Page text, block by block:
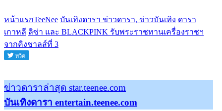
หน้าแรกTeeNee บันเทิงดารา ข่าวดารา, ข่าวบันเทิง ดารา
เกาหลี ลิซ่า และ BLACKPINK รับพระราชทานเครื่องราชฯ
จากคิงชาลส์ที่ 3
ข่าวดาราล่าสุด star.teenee.com
บันเทิงดารา entertain.teenee.com